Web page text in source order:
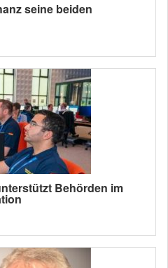
seine beiden
Behörden im